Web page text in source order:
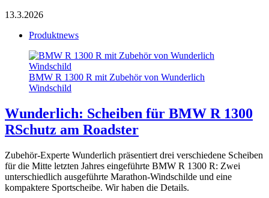
13.3.2026
Produktnews
BMW R 1300 R mit Zubehör von Wunderlich
Windschild
Wunderlich: Scheiben für BMW R 1300
RSchutz am Roadster
Zubehör-Experte Wunderlich präsentiert drei verschiedene Scheiben
für die Mitte letzten Jahres eingeführte BMW R 1300 R: Zwei
unterschiedlich ausgeführte Marathon-Windschilde und eine
kompaktere Sportscheibe. Wir haben die Details.